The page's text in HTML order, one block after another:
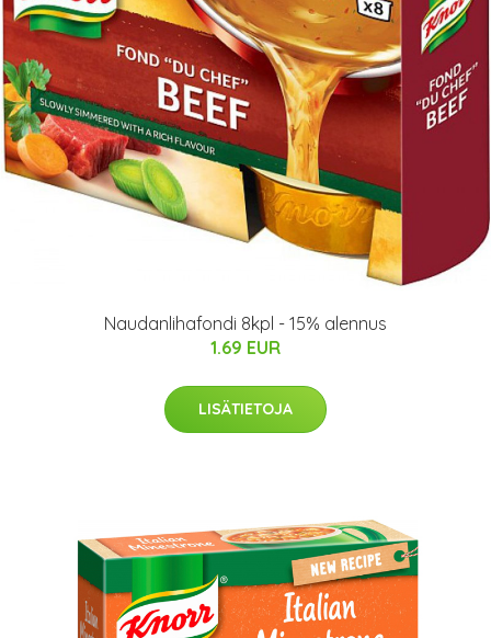
Naudanlihafondi 8kpl - 15% alennus
1.69 EUR
LISÄTIETOJA